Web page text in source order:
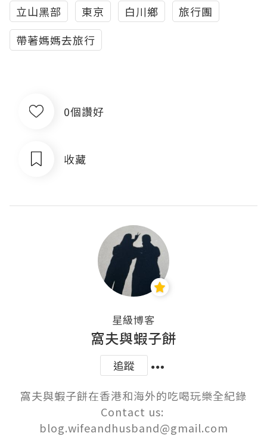
立山黑部
東京 白川鄉
旅行團
帶著媽媽去旅行
0個讚好
收藏
星級博客
窩夫與蝦子餅
追蹤
窩夫與蝦子餅在香港和海外的吃喝玩樂全紀錄
Contact us:
blog.wifeandhusband@gmail.com